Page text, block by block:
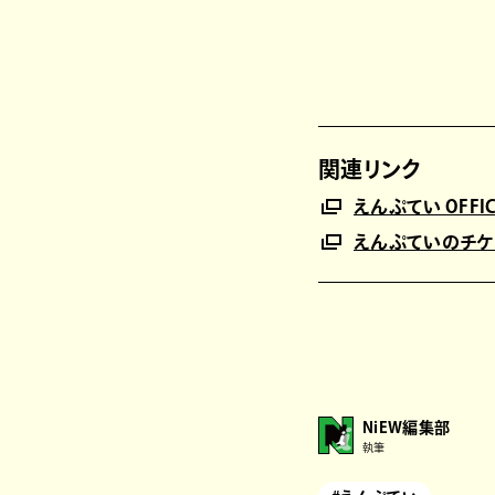
関連リンク
えんぷてい
えんぷていのチケ
NiEW編集部
執筆